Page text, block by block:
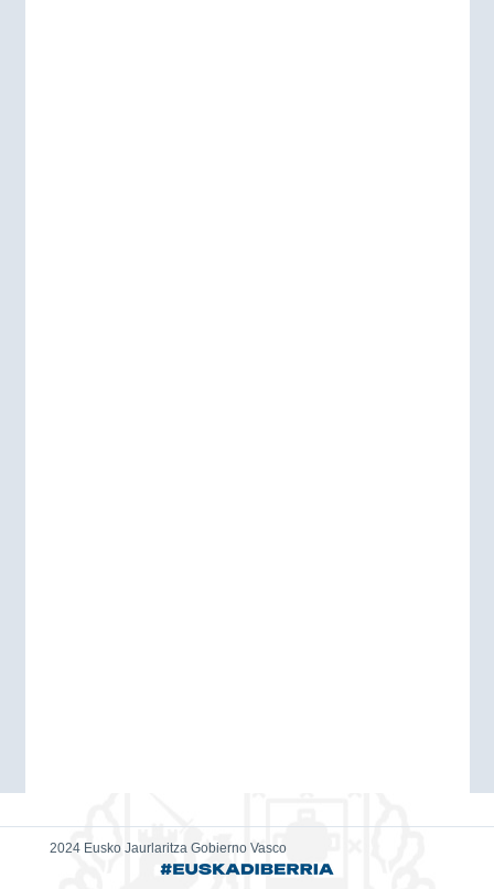
2024 Eusko Jaurlaritza Gobierno Vasco